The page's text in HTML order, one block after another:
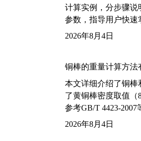
计算实例，分步骤说
参数，指导用户快速
2026年8月4日
铜棒的重量计算方法
本文详细介绍了铜棒
了黄铜棒密度取值（
参考GB/T 4423-2007
2026年8月4日